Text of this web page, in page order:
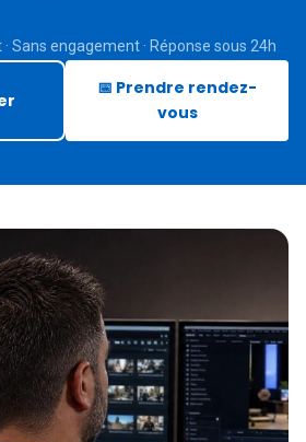
Sans engagement · Réponse sous 24h
📅 Prendre rendez-
vous